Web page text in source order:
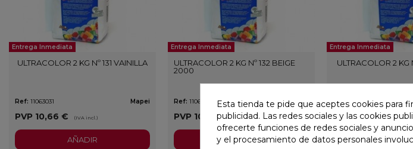
Entrega Inmediata
ULTRACOLOR 2 KG Nº 131 VAINILLA
Ref: 11063031 Mapei
PVP 10,66 € (IVA incl.)
AÑADIR
Entrega Inmediata
ULTRACOLOR 2 KG Nº 132 BEIGE
2000
Ref: 11063032 Mapei
PVP 10,66 € (IVA incl.)
AÑADIR
Entrega Inmediata
ULTRACOLOR 2 KG
Ref: 11063033
PVP10,66 € (IVA
Esta tienda te pide que aceptes cookies para
publicidad. Las redes sociales y las cookies
ofrecerte funciones de redes sociales y
y el procesamiento de datos personales